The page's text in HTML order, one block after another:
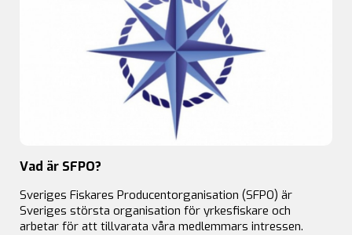
Vad är SFPO?
Sveriges Fiskares Producentorganisation (SFPO) är
Sveriges största organisation för yrkesfiskare och
arbetar för att tillvarata våra medlemmars intressen.